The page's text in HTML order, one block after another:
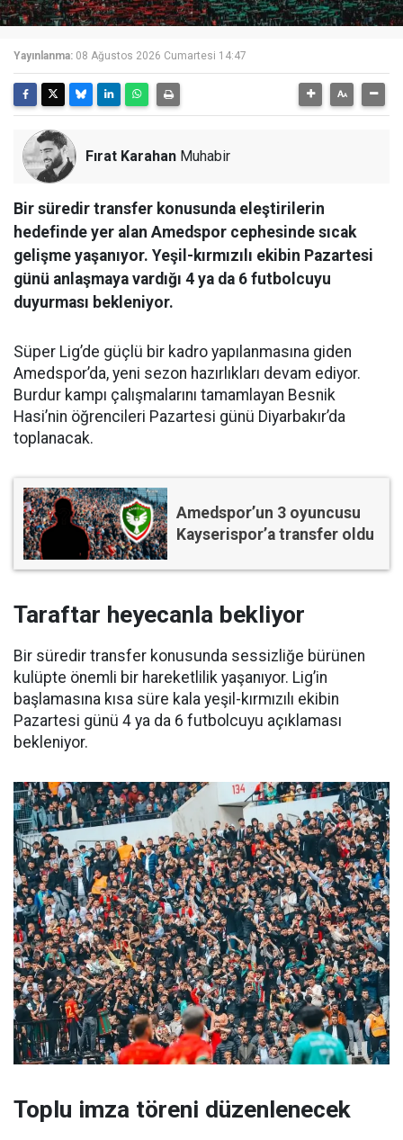
Yayınlanma: 08 Ağustos 2026 Cumartesi 14:47
Fırat Karahan Muhabir
Bir süredir transfer konusunda eleştirilerin
hedefinde yer alan Amedspor cephesinde sıcak
gelişme yaşanıyor. Yeşil-kırmızılı ekibin Pazartesi
günü anlaşmaya vardığı 4 ya da 6 futbolcuyu
duyurması bekleniyor.
Süper Lig’de güçlü bir kadro yapılanmasına giden
Amedspor’da, yeni sezon hazırlıkları devam ediyor.
Burdur kampı çalışmalarını tamamlayan Besnik
Hasi’nin öğrencileri Pazartesi günü Diyarbakır’da
toplanacak.
Amedspor’un 3 oyuncusu
Kayserispor’a transfer oldu
Taraftar heyecanla bekliyor
Bir süredir transfer konusunda sessizliğe bürünen
kulüpte önemli bir hareketlilik yaşanıyor. Lig’in
başlamasına kısa süre kala yeşil-kırmızılı ekibin
Pazartesi günü 4 ya da 6 futbolcuyu açıklaması
bekleniyor.
Toplu imza töreni düzenlenecek